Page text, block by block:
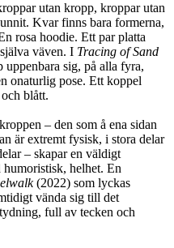
utan kropp, kroppar utan
Kvar finns bara formerna,
rosa hoodie. Ett par platta
väven. I Tracing of Sand
sig, på alla fyra,
onaturlig pose. Ett koppel
blått.
– den som å ena sidan
är extremt fysisk, i stora delar
– skapar en väldigt
helhet. En
(2022) som lyckas
vända sig till det
full av tecken och